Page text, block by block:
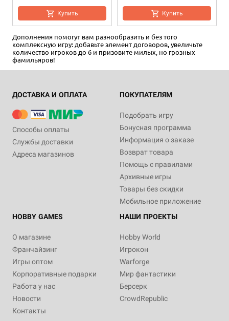
Уведомить о наличии
Купить Купить
Дополнение 2-4 90+
Войны Чёрной Розы.
Фамильяры: Гидры
1 490 ₽
Дополнение 2-4
Войны Чёрной Розы.
Фамильяры: Драконы
1 490 ₽
Дополнения помогут вам разнообразить и без того
комплексную игру: добавьте элемент договоров, увеличьте
количество игроков до 6 и призовите милых, но грозных
фамильяров!
ДОСТАВКА И ОПЛАТА
Способы оплаты
Службы доставки
Адреса магазинов
ПОКУПАТЕЛЯМ
Подобрать игру
Бонусная программа
Информация о заказе
Возврат товара
Помощь с правилами
Архивные игры
Товары без скидки
Мобильное приложение
HOBBY GAMES
О магазине
Франчайзинг
Игры оптом
Корпоративные подарки
Работа у нас
Новости
Контакты
НАШИ ПРОЕКТЫ
Hobby World
Игрокон
Warforge
Мир фантастики
Берсерк
CrowdRepublic